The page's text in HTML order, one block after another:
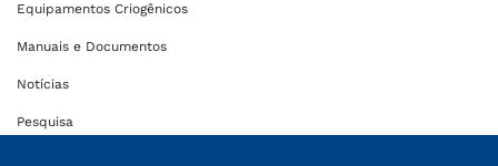
Equipamentos Criogênicos
Manuais e Documentos
Notícias
Pesquisa